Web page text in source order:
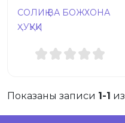
СОЛИҚ ВА БОЖХОНА
ҲУҚУҚИ
Показаны записи 1-1 из